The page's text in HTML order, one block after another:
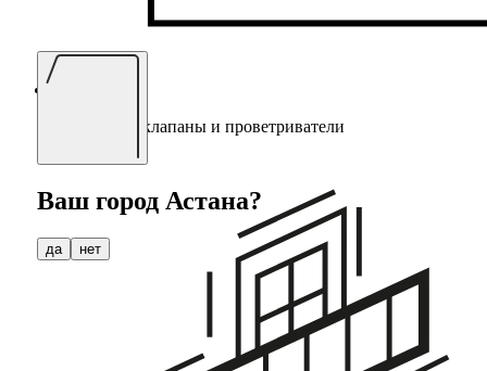
Приточные клапаны и проветриватели
Ваш город Астана?
да нет